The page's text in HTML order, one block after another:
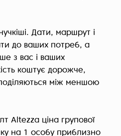
Дати, маршрут і
до ваших потреб, а
з вас і ваших
коштує дорожче,
між меншою
Altezza ціна групової
на 1 особу приблизно